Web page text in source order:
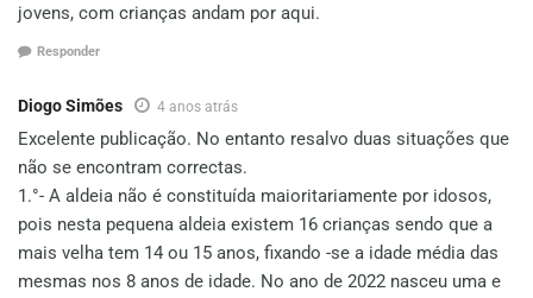
jovens, com crianças andam por aqui.
Responder
Diogo Simões 4 anos atrás
Excelente publicação. No entanto resalvo duas situações que
não se encontram correctas.
1.°- A aldeia não é constituída maioritariamente por idosos,
pois nesta pequena aldeia existem 16 crianças sendo que a
mais velha tem 14 ou 15 anos, fixando -se a idade média das
mesmas nos 8 anos de idade. No ano de 2022 nasceu uma e